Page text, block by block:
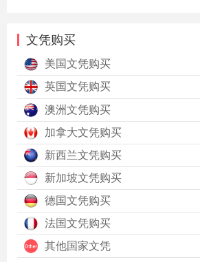
文凭购买
美国文凭购买
英国文凭购买
澳洲文凭购买
加拿大文凭购买
新西兰文凭购买
新加坡文凭购买
德国文凭购买
法国文凭购买
其他国家文凭